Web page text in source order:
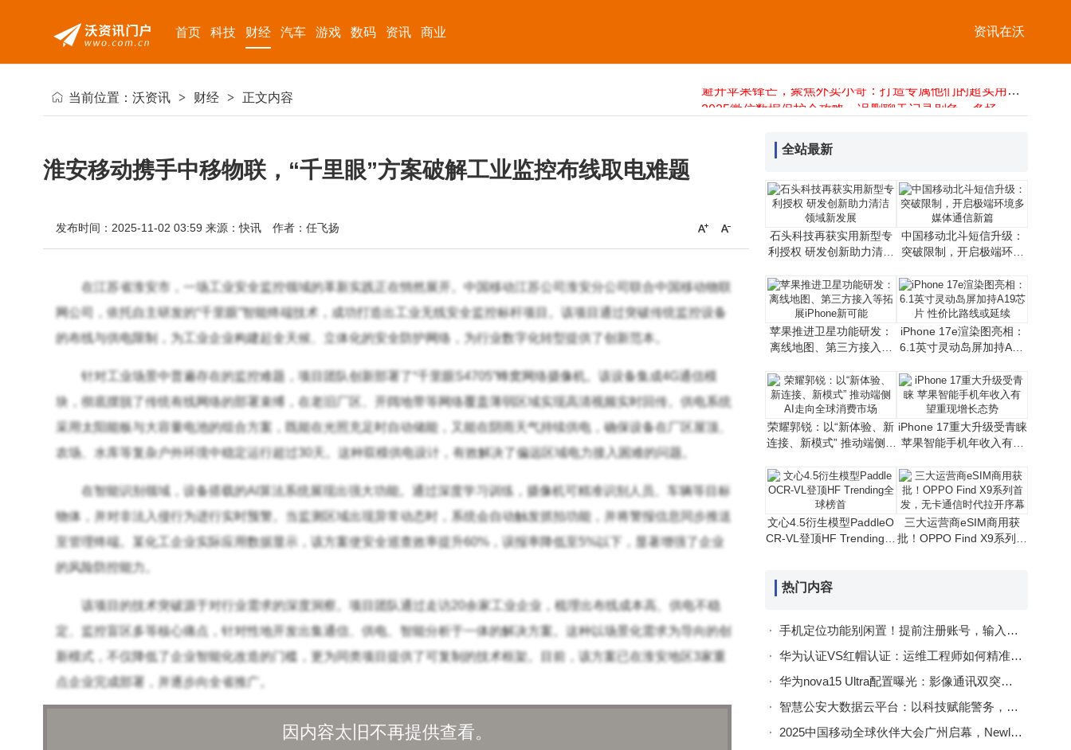
资讯在沃
首页 科技 财经 汽车 游戏 数码 资讯 商业
工业通信新选择：环网交换机如何以冗余设计保障现场数据稳定传输
2025微信数据保护全攻略：误删聊天记录别急，多场景恢复方案来了
浪潮KaiwuDB V3.0发布：多模融合AI赋能，引领物联网数智化新篇章
当前位置： 沃资讯 > 财经 > 正文内容
淮安移动携手中移物联，“千里眼”方案破解工业监控布线取电难题
发布时间：2025-11-02 03:59 来源：快讯 作者：任飞扬
在江苏省淮安市，一场工业安全监控领域的革新实践正在悄然展开。中国移动江苏公司淮安分公司联合中国移动物联
网公司，依托自主研发的“千里眼”智能终端技术，成功打造出工业无线安全监控标杆项目。该项目通过突破传统监控设备
的布线与供电限制，为工业企业构建起全天候、立体化的安全防护网络，为行业数字化转型提供了创新范本。
针对工业场景中普遍存在的监控难题，项目团队创新部署了“千里眼S4705”蜂窝网络摄像机。该设备集成4G通信模
块，彻底摆脱了传统有线网络的部署束缚，在老旧厂区、开阔地带等网络覆盖薄弱区域实现高清视频实时回传。供电系统
采用太阳能板与大容量电池的组合方案，既能在光照充足时自动储能，又能在阴雨天气持续供电，确保设备在厂区屋顶、
农场、水库等复杂户外环境中稳定运行超过30天。这种双模供电设计，有效解决了偏远区域电力接入困难的问题。
在智能识别领域，设备搭载的AI算法系统展现出强大功能。通过深度学习训练，摄像机可精准识别人员、车辆等目标
物体，并对非法入侵行为进行实时预警。当监测区域出现异常动态时，系统会自动触发抓拍功能，并将警报信息同步推送
至管理终端。某化工企业实际应用数据显示，该方案使安全巡查效率提升60%，误报率降低至5%以下，显著增强了企业
的风险防控能力。
该项目的技术突破源于对行业需求的深度洞察。项目团队通过走访20余家工业企业，梳理出布线成本高、供电不稳
定、监控盲区多等核心痛点，针对性地开发出集通信、供电、智能分析于一体的解决方案。这种以场景化需求为导向的创
新模式，不仅降低了企业智能化改造的门槛，更为同类项目提供了可复制的技术框架。目前，该方案已在淮安地区3家重
点企业完成部署，并逐步向全省推广。
因内容太旧不再提供查看。
全站最新
石头科技再获实用新型专
利授权 研发创新助力清洁
中国移动北斗短信升级：
突破限制，开启极端环境
苹果推进卫星功能研发：
离线地图、第三方接入等
iPhone 17e渲染图亮相：
6.1英寸灵动岛屏加持A19
荣耀郭锐：以“新体验、新
连接、新模式” 推动端侧AI
iPhone 17重大升级受青睐
苹果智能手机年收入有望
文心4.5衍生模型PaddleO
CR-VL登顶HF Trending全
三大运营商eSIM商用获
批！OPPO Find X9系列首
热门内容
手机定位功能别闲置！提前注册账号，输入手机号就能知对方位置
华为认证VS红帽认证：运维工程师如何精准选择助力职业发展？
华为nova15 Ultra配置曝光：影像通讯双突破，工艺续航再提升
智慧公安大数据云平台：以科技赋能警务，构建城市安全治理新生态
2025中国移动全球伙伴大会广州启幕，Newline获誉并展示AI+视联网多元场景实践